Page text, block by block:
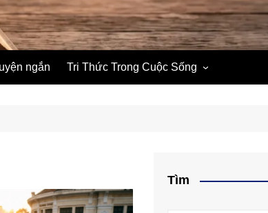
ngắn Tri Thức Trong Cuộc Sống
Tìm